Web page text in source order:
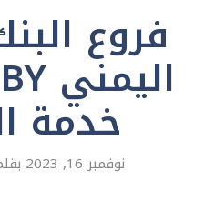
فروع
خدمة
نوفمبر 16, 2023